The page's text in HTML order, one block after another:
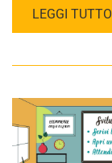
LEGGI TUTTO